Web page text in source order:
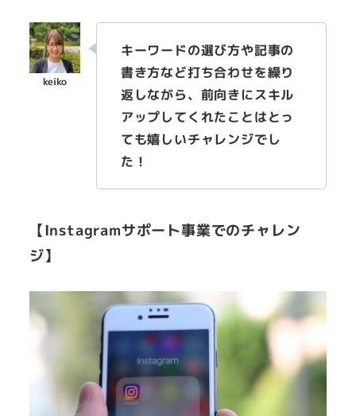
キーワードの選び方や記事の
書き方など打ち合わせを繰り
返しながら、前向きにスキル
アップしてくれたことはとっ
ても嬉しいチャレンジでし
た！
【Instagramサポート事業でのチャレン
ジ】